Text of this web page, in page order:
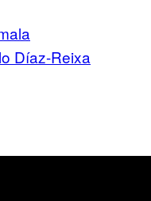
Díaz-Reixa